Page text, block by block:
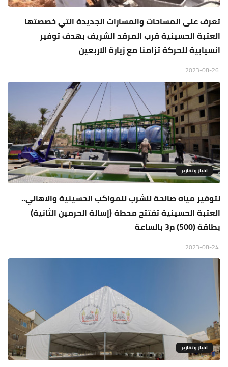
تعرف على المساحات والمسارات الجديدة التي خصصتها
العتبة الحسينية قرب المرقد الشريف بهدف توفير
انسيابية للحركة تزامنا مع زيارة الاربعين
اخبار وتقارير
لتوفير مياه صالحة للشرب للمواكب الحسينية والاهالي..
العتبة الحسينية تفتتح محطة (إسالة الحرمين الثانية)
بطاقة (500) م3 بالساعة
اخبار وتقارير